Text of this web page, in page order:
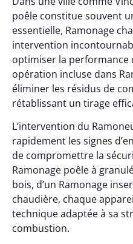
poêle constitue souvent
essentielle, Ramonage
intervention
optimiser la performance
opération incluse dans
éliminer les résidus de
rétablissant un tirage
L’intervention du
rapidement les signes
de compromettre la
Ramonage poêle à
bois, d’un Ramonage
chaudière, chaque
technique adaptée à sa
combustion.